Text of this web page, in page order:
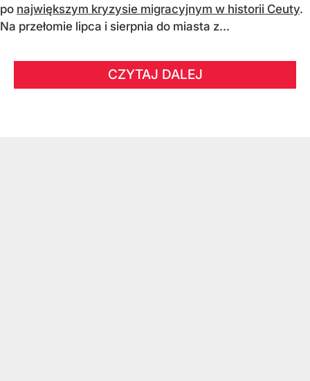
po największym kryzysie migracyjnym w historii Ceuty.
Na przełomie lipca i sierpnia do miasta z...
CZYTAJ DALEJ